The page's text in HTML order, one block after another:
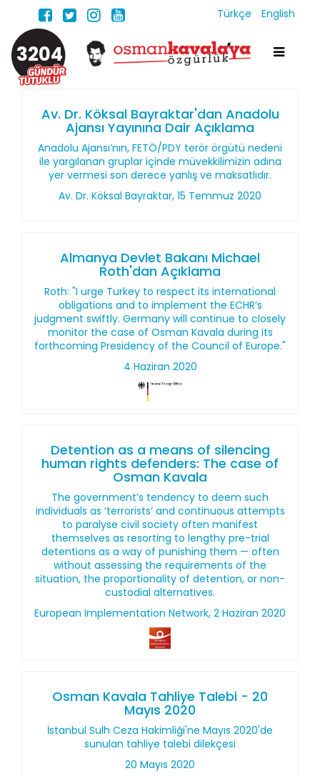
Türkçe English
3204
Av. Dr. Köksal Bayraktar'dan Anadolu
Ajansı Yayınına Dair Açıklama
Anadolu Ajansı’nın, FETÖ/PDY terör örgütü nedeni
ile yargılanan gruplar içinde müvekkilimizin adına
yer vermesi son derece yanlış ve maksatlıdır.
Av. Dr. Köksal Bayraktar, 15 Temmuz 2020
Almanya Devlet Bakanı Michael
Roth'dan Açıklama
Roth: "I urge Turkey to respect its international
obligations and to implement the ECHR’s
judgment swiftly. Germany will continue to closely
monitor the case of Osman Kavala during its
forthcoming Presidency of the Council of Europe."
4 Haziran 2020
Detention as a means of silencing
human rights defenders: The case of
Osman Kavala
The government’s tendency to deem such
individuals as ‘terrorists’ and continuous attempts
to paralyse civil society often manifest
themselves as resorting to lengthy pre-trial
detentions as a way of punishing them — often
without assessing the requirements of the
situation, the proportionality of detention, or non-
custodial alternatives.
European Implementation Network, 2 Haziran 2020
Osman Kavala Tahliye Talebi - 20
Mayıs 2020
İstanbul Sulh Ceza Hakimliği'ne Mayıs 2020'de
sunulan tahliye talebi dilekçesi
20 Mayıs 2020